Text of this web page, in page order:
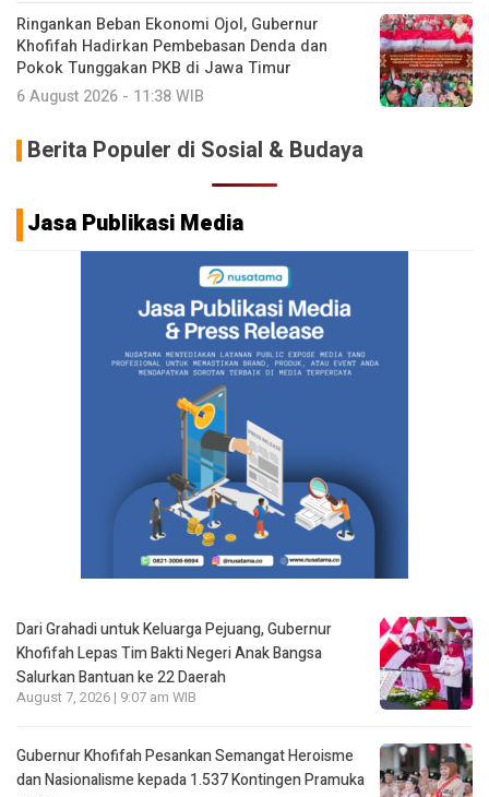
Ringankan Beban Ekonomi Ojol, Gubernur
Khofifah Hadirkan Pembebasan Denda dan
Pokok Tunggakan PKB di Jawa Timur
6 August 2026 - 11:38 WIB
Berita Populer di Sosial & Budaya
Jasa Publikasi Media
Dari Grahadi untuk Keluarga Pejuang, Gubernur
Khofifah Lepas Tim Bakti Negeri Anak Bangsa
Salurkan Bantuan ke 22 Daerah
August 7, 2026 | 9:07 am WIB
Gubernur Khofifah Pesankan Semangat Heroisme
dan Nasionalisme kepada 1.537 Kontingen Pramuka